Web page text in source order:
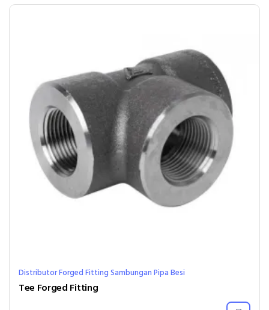
Distributor Forged Fitting Sambungan Pipa Besi
Tee Forged Fitting